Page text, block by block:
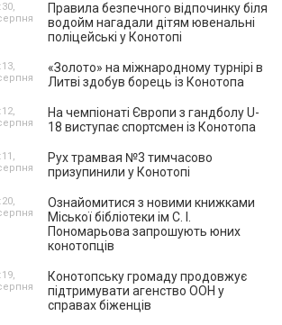
Правила безпечного відпочинку біля
водойм нагадали дітям ювенальні
поліцейські у Конотопі
«Золото» на міжнародному турнірі в
Литві здобув борець із Конотопа
На чемпіонаті Європи з гандболу U-
18 виступає спортсмен із Конотопа
Рух трамвая №3 тимчасово
призупинили у Конотопі
Ознайомитися з новими книжками
Міської бібліотеки ім С. І.
Пономарьова запрошують юних
конотопців
Конотопську громаду продовжує
підтримувати агенство ООН у
справах біженців